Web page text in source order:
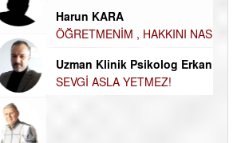
NASIL ÖDERİM !
Erkan EZERÇE